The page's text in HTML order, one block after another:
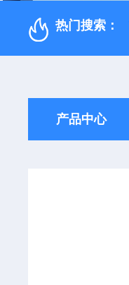
热门搜索：
产品中心